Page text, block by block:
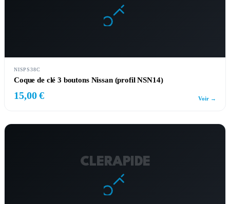
NISPS38C
Coque de clé 3 boutons Nissan (profil NSN14)
15,00 € Voir →
CLERAPIDE